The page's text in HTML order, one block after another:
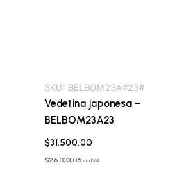
SKU: BELBOM23A#23#
Vedetina japonesa –
BELBOM23A23
$31.500,00
$26.033,06 sin IVA